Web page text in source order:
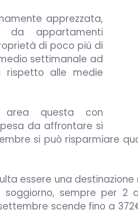
apprezzata,
da appartamenti
di poco più di
settimanale ad
alle medie
area questa con
da affrontare si
si può risparmiare
essere una
soggiorno, sempre per
scende fino a